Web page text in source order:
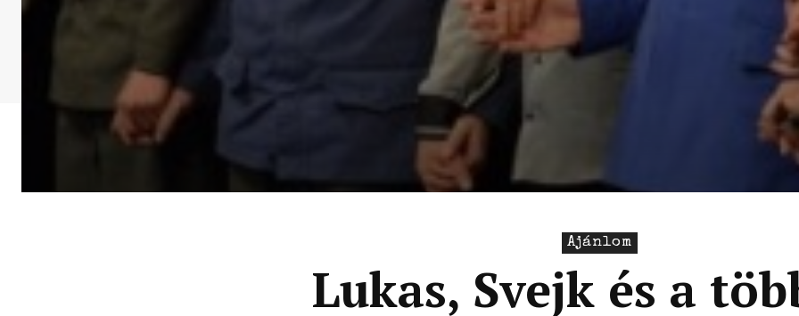
Ajánlom
Lukas, Svejk és a